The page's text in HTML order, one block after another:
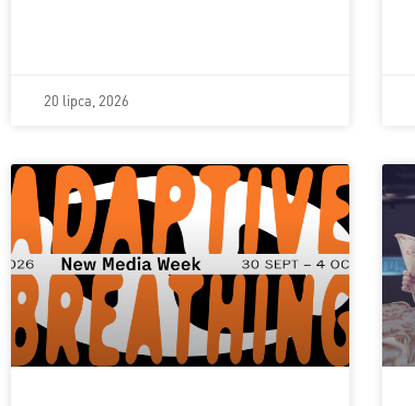
20 lipca, 2026